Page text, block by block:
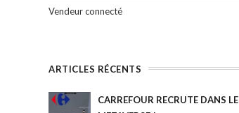
Vendeur connecté
ARTICLES RÉCENTS
CARREFOUR RECRUTE DANS LE